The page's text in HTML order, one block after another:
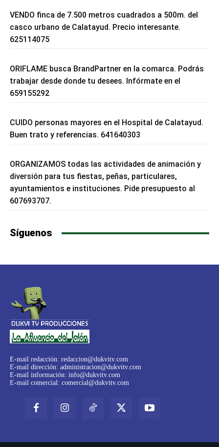
VENDO finca de 7.500 metros cuadrados a 500m. del
casco urbano de Calatayud. Precio interesante.
625114075
ORIFLAME busca BrandPartner en la comarca. Podrás
trabajar desde donde tu desees. Infórmate en el
659155292
CUIDO personas mayores en el Hospital de Calatayud.
Buen trato y referencias. 641640303
ORGANIZAMOS todas las actividades de animación y
diversión para tus fiestas, peñas, particulares,
ayuntamientos e instituciones. Pide presupuesto al
607693707.
Síguenos
E-mail redacción: redaccion@dukvitv.com
E-mail dirección: administracion@dukvitv.com
E-mail información: info@dukvitv.com
E-mail comercial: comercial@dukvitv.com